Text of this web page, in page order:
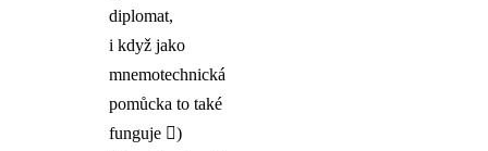
diplomat,
i když jako
mnemotechnická
pomůcka to také
funguje )